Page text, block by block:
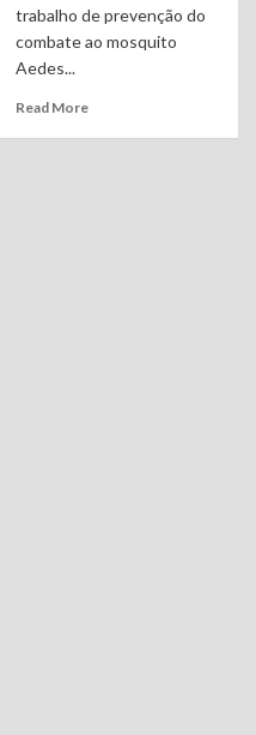
trabalho de prevenção do
combate ao mosquito
Aedes...
Read More